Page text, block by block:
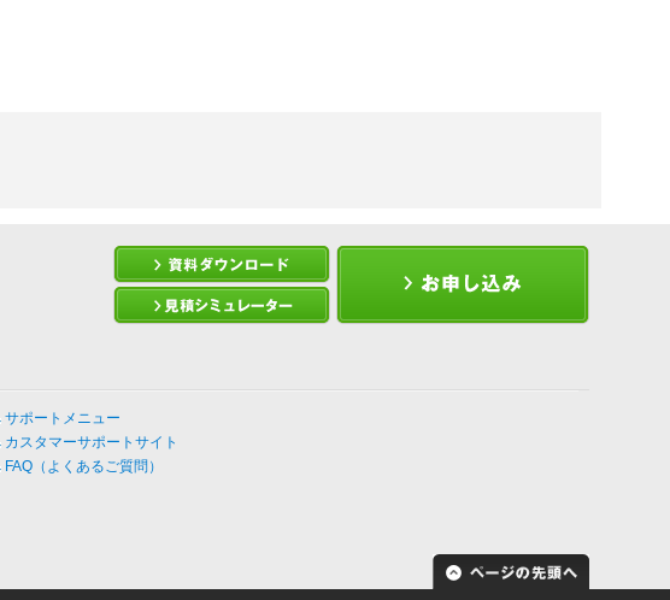
サポートメニュー
カスタマーサポートサイト
FAQ（よくあるご質問）